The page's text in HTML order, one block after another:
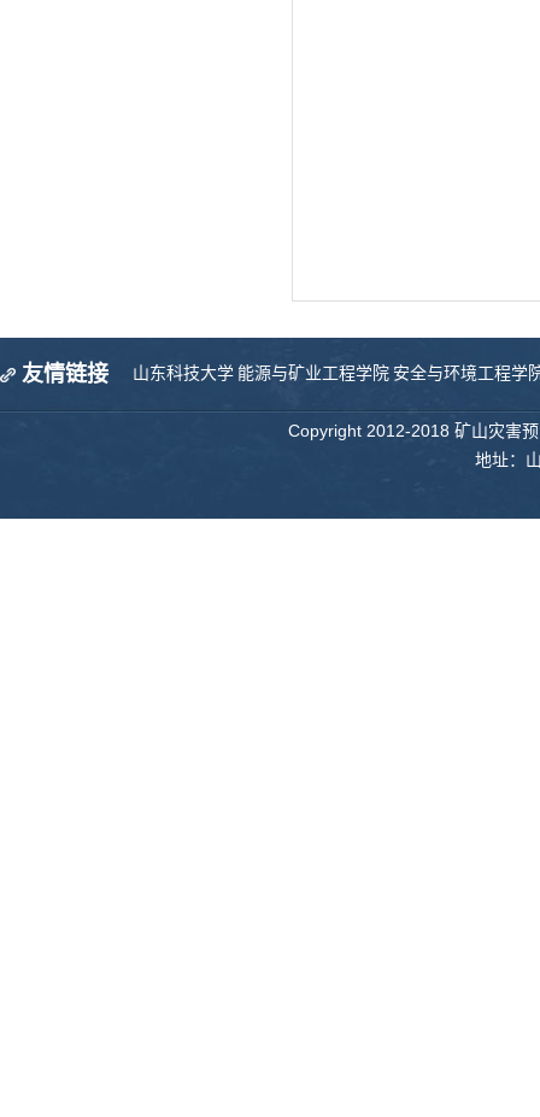
友情链接 山东科技大学 能源与矿业工程学院 安全与环境工程学
Copyright 2012-2018 矿山灾害
地址：